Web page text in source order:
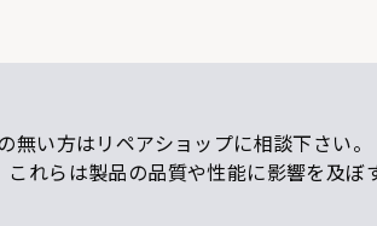
い方はリペアショップに相談下さい。
れらは製品の品質や性能に影響を及ぼ